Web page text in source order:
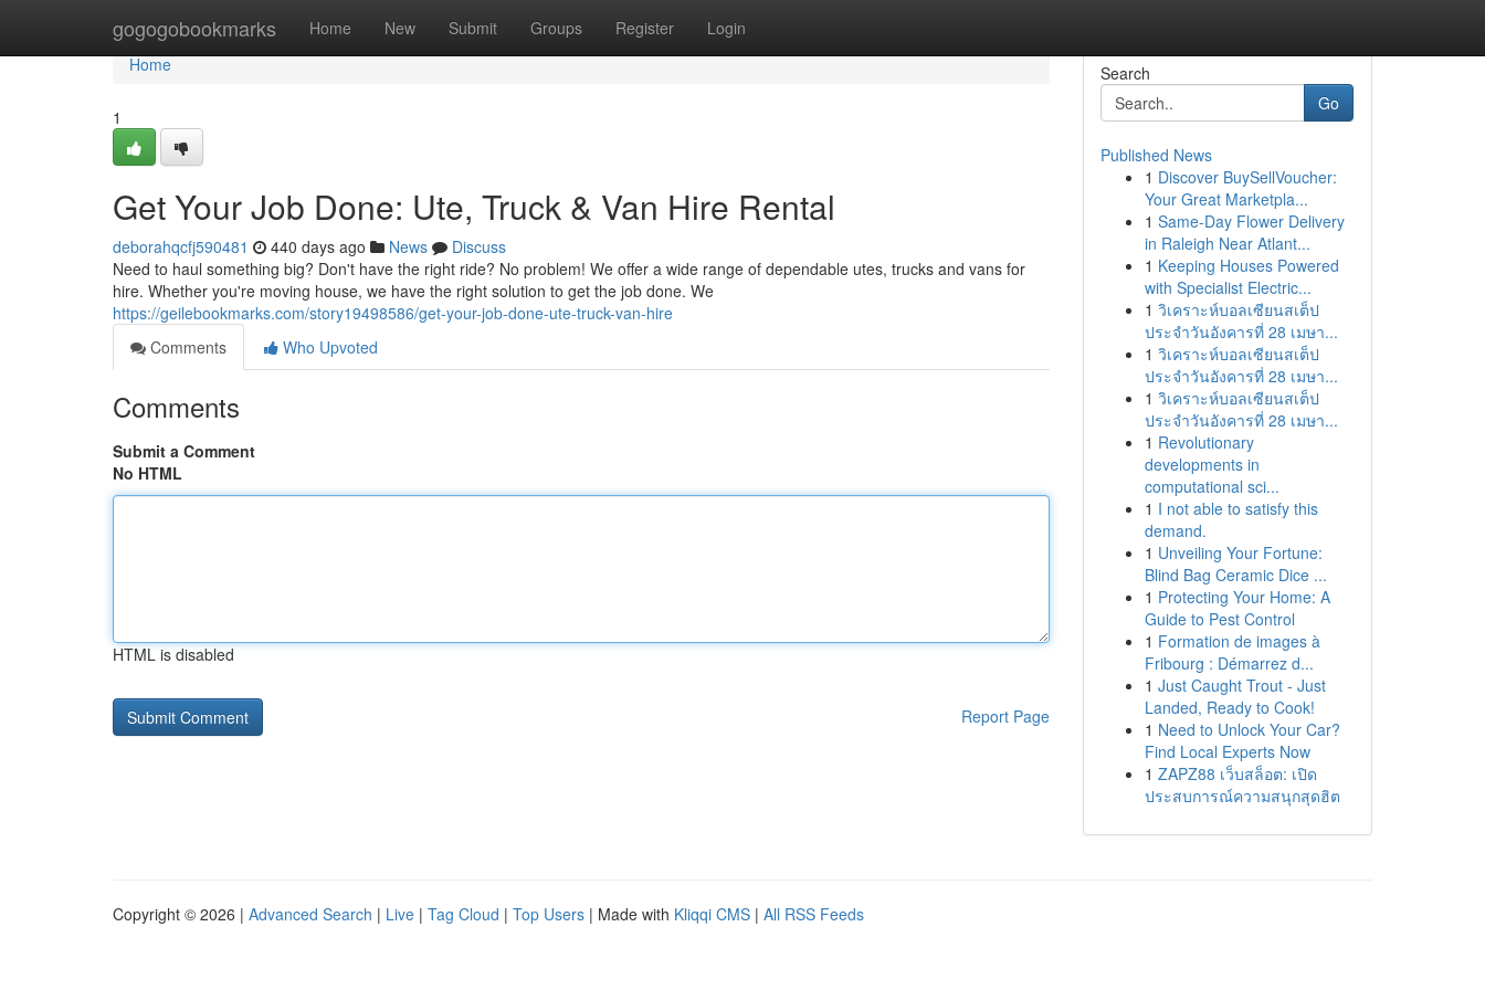
gogogobookmarks Home New Submit Groups Register Login
Home
Home
1
Get Your Job Done: Ute, Truck & Van Hire Rental
deborahqcfj590481 440 days ago News
Discuss
Need to haul something big? Don't have the right ride? No problem! We offer a wide range of dependable utes, trucks and vans for
hire. Whether you're moving house, we have the right solution to get the job done. We
https://geilebookmarks.com/story19498586/get-your-job-done-ute-truck-van-hire
Comments
Who Upvoted
Comments
Submit a Comment
No HTML
HTML is disabled
Report Page
Search
Go
Published News
1 Discover BuySellVoucher:
Your Great Marketpla...
1 Same-Day Flower Delivery
in Raleigh Near Atlant...
1 Keeping Houses Powered
with Specialist Electric...
1 วิเคราะห์บอลเซียนสเต็ป
ประจำวันอังคารที่ 28 เมษา...
1 วิเคราะห์บอลเซียนสเต็ป
ประจำวันอังคารที่ 28 เมษา...
1 วิเคราะห์บอลเซียนสเต็ป
ประจำวันอังคารที่ 28 เมษา...
1 Revolutionary
developments in
computational sci...
1 I not able to satisfy this
demand.
1 Unveiling Your Fortune:
Blind Bag Ceramic Dice ...
1 Protecting Your Home: A
Guide to Pest Control
1 Formation de images à
Fribourg : Démarrez d...
1 Just Caught Trout - Just
Landed, Ready to Cook!
1 Need to Unlock Your Car?
Find Local Experts Now
1 ZAPZ88 เว็บสล็อต: เปิด
ประสบการณ์ความสนุกสุดฮิต
Copyright © 2026 | Advanced Search | Live | Tag Cloud | Top Users | Made with Kliqqi CMS | All RSS Feeds